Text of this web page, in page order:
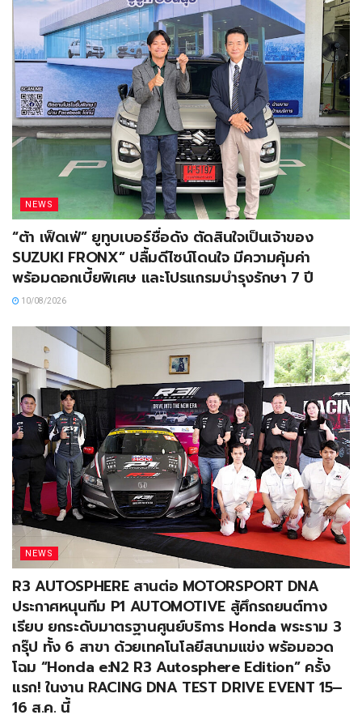
NEWS
“ต้า เฟ็ดเฟ่” ยูทูบเบอร์ชื่อดัง ตัดสินใจเป็นเจ้าของ
SUZUKI FRONX” ปลื้มดีไซน์โดนใจ มีความคุ้มค่า
พร้อมดอกเบี้ยพิเศษ และโปรแกรมบำรุงรักษา 7 ปี
10/08/2026
NEWS
R3 AUTOSPHERE สานต่อ MOTORSPORT DNA
ประกาศหนุนทีม P1 AUTOMOTIVE สู้ศึกรถยนต์ทาง
เรียบ ยกระดับมาตรฐานศูนย์บริการ Honda พระราม 3
กรุ๊ป ทั้ง 6 สาขา ด้วยเทคโนโลยีสนามแข่ง พร้อมอวด
โฉม “Honda e:N2 R3 Autosphere Edition” ครั้ง
แรก! ในงาน RACING DNA TEST DRIVE EVENT 15–
16 ส.ค. นี้